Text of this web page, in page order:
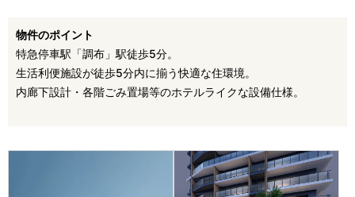
物件のポイント
特急停車駅「調布」駅徒歩5分。
生活利便施設が徒歩5分内に揃う快適な住環境。
内廊下設計・各階ごみ置場等のホテルライクな設備仕様。